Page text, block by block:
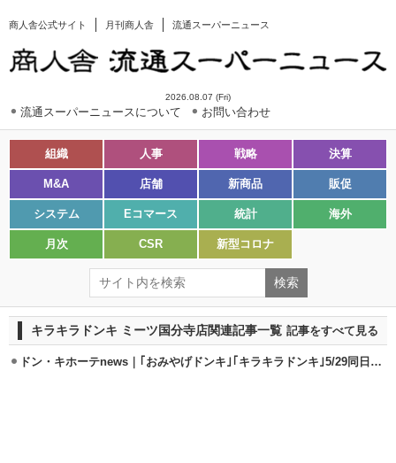
商人舎公式サイト 月刊商人舎 流通スーパーニュース
2026.08.07 (Fri)
流通スーパーニュースについて お問い合わせ
組織 人事 戦略 決算
M&A 店舗 新商品 販促
システム Eコマース 統計 海外
月次 CSR 新型コロナ
キラキラドンキ ミーツ国分寺店関連記事一覧 記事をすべて見る
ドン・キホーテnews｜｢おみやげドンキ｣｢キラキラドンキ｣5/29同日オープン